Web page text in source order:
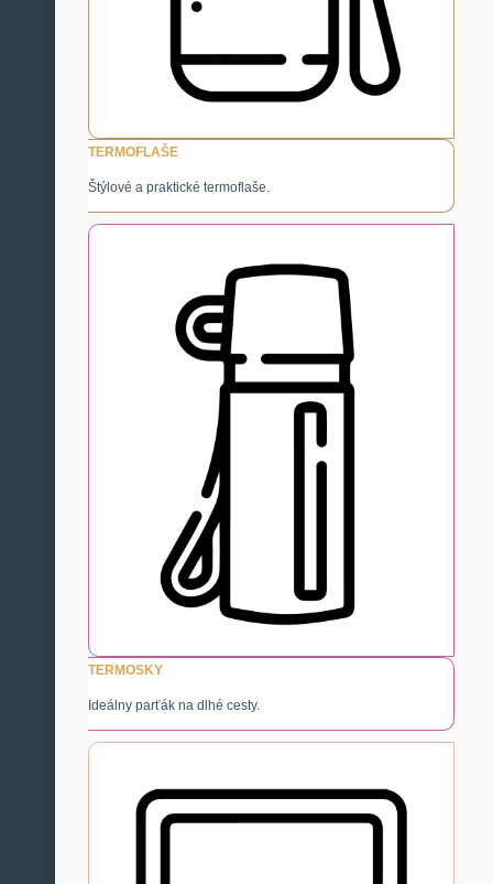
TERMOFLAŠE
Štýlové a praktické termoflaše.
TERMOSKY
Ideálny parťák na dlhé cesty.